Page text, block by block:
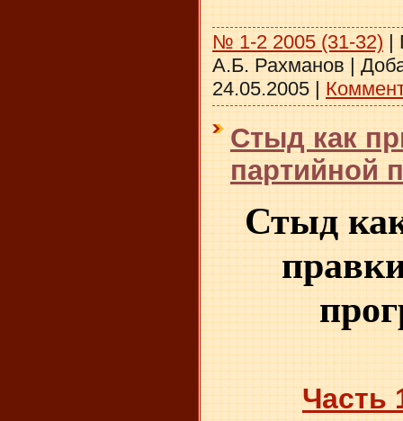
№ 1-2 2005 (31-32)
А.Б. Рахманов
24.05.2005
Стыд как
партийной
Стыд
Часть